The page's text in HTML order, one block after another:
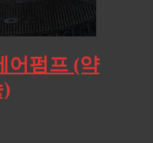
어펌프 (약
)